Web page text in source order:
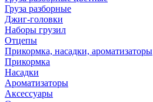
Груза разборные
Джиг-головки
Наборы грузил
Отцепы
Прикормка, насадки, ароматизаторы
Прикормка
Насадки
Ароматизаторы
Аксессуары